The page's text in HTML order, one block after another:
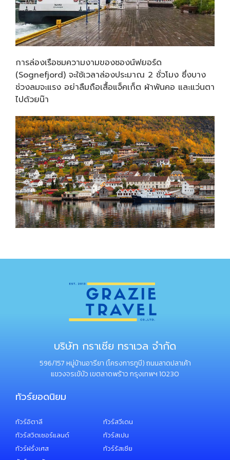
การล่องเรือชมความงามของซองน์ฟยอร์ด
(Sognefjord) จะใช้เวลาล่องประมาณ 2 ชั่วโมง ซึ่งบาง
ช่วงลมจะแรง อย่าลืมถือเสื้อแจ็คเก็ต ผ้าพันคอ และแว่นตา
ไปด้วยน๊า
บริษัท กราเซีย ทราเวล จำกัด
596/157 หมู่บ้านอารียา (โครงการทูบี) ถนนลาดปลาเค้า
แขวงจรเข้บัว เขตลาดพร้าว กรุงเทพฯ 10230
ทัวร์ยอดนิยม
ทัวร์อิตาลี
ทัวร์สวิตเซอร์แลนด์
ทัวร์ฝรั่งเศส
ทัวร์สวีเดน
ทัวร์สเปน
ทัวร์รัสเซีย